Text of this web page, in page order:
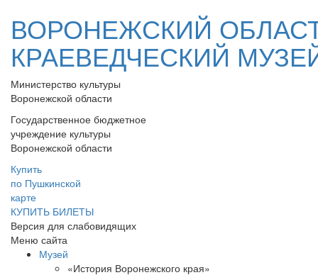
ВОРОНЕЖСКИЙ
КРАЕВЕДЧЕСКИЙ
Министерство культуры
Воронежской области
Государственное бюджетное
учреждение культуры
Воронежской области
Купить
по Пушкинской
карте
КУПИТЬ БИЛЕТЫ
Версия для слабовидящих
Меню сайта
Музей
«История Воронежского края»